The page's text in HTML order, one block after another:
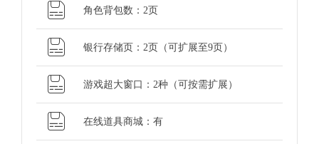
角色背包数：2页
银行存储页：2页（可扩展至9页）
游戏超大窗口：2种（可按需扩展）
在线道具商城：有